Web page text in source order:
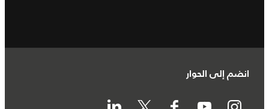
انضم إلى الحوار